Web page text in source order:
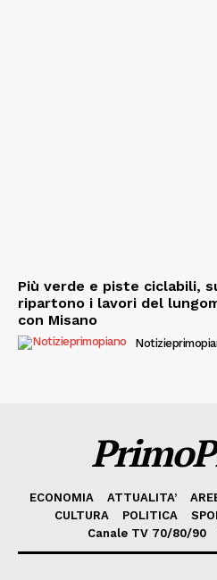
Più verde e piste ciclabili,
ripartono i lavori del
con Misano
ECONOMIA ATTUALITA’
CULTURA
POLITICA
Canale TV 70/80/90